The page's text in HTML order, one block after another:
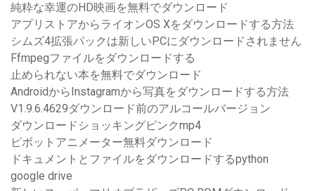
純粋な幸運のHD映画を無料でダウンロード
アプリストアからライオンOS Xをダウンロードする方法
シムズ4拡張パックは新しいPCにダウンロードされません
Ffmpegファイルをダウンロードする
止められない本を無料でダウンロード
AndroidからInstagramから写真をダウンロードする方法
V1.9.6.4629ダウンロード前のアルコールバージョン
ダウンロードショッキングピンクmp4
ピボットアニメーター無料ダウンロード
ドキュメントとファイルをダウンロードするpython
google drive